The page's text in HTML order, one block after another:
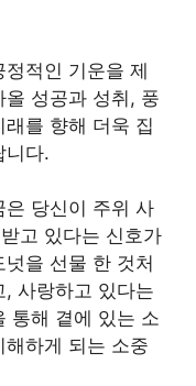
적인 기운을 제
성공과 성취, 풍
를 향해 더욱 집
니다.
은 당신이 주위 사
고 있다는 신호가
을 선물 한 것처
사랑하고 있다는
통해 곁에 있는 소
하게 되는 소중